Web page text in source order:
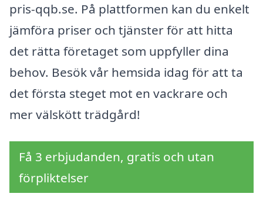
pris-qqb.se. På plattformen kan du enkelt
jämföra priser och tjänster för att hitta
det rätta företaget som uppfyller dina
behov. Besök vår hemsida idag för att ta
det första steget mot en vackrare och
mer välskött trädgård!
Få 3 erbjudanden, gratis och utan
förpliktelser